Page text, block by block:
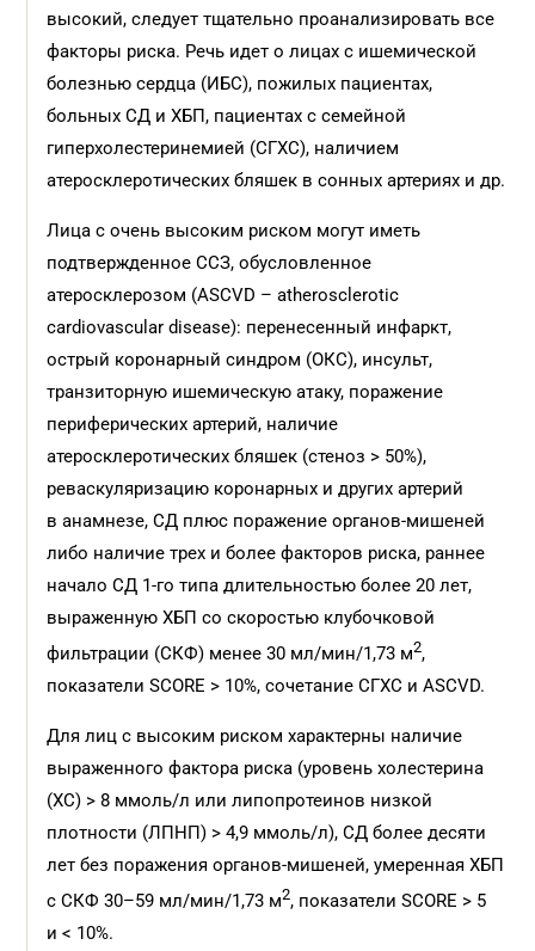
высокий, следует тщательно проанализировать все
факторы риска. Речь идет о лицах с ишемической
болезнью сердца (ИБС), пожилых пациентах,
больных СД и ХБП, пациентах с семейной
гиперхолестеринемией (СГХС), наличием
атеросклеротических бляшек в сонных артериях и др.
Лица с очень высоким риском могут иметь
подтвержденное ССЗ, обусловленное
атеросклерозом (ASCVD – atherosclerotic
cardiovascular disease): перенесенный инфаркт,
острый коронарный синдром (ОКС), инсульт,
транзиторную ишемическую атаку, поражение
периферических артерий, наличие
атеросклеротических бляшек (стеноз > 50%),
реваскуляризацию коронарных и других артерий
в анамнезе, СД плюс поражение органов-мишеней
либо наличие трех и более факторов риска, раннее
начало СД 1-го типа длительностью более 20 лет,
выраженную ХБП со скоростью клубочковой
фильтрации (СКФ) менее 30 мл/мин/1,73 м2,
показатели SCORE > 10%, сочетание СГХС и ASCVD.
Для лиц с высоким риском характерны наличие
выраженного фактора риска (уровень холестерина
(ХС) > 8 ммоль/л или липопротеинов низкой
плотности (ЛПНП) > 4,9 ммоль/л), СД более десяти
лет без поражения органов-мишеней, умеренная ХБП
с СКФ 30–59 мл/мин/1,73 м2, показатели SCORE > 5
и < 10%.